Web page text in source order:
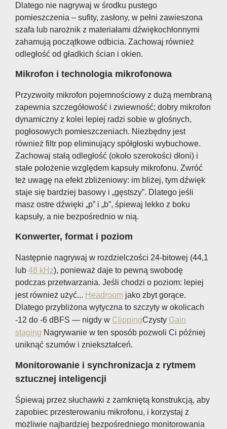
Dlatego nie nagrywaj w środku pustego
pomieszczenia – sufity, zasłony, w pełni zawieszona
szafa lub narożnik z materiałami dźwiękochłonnymi
zahamują początkowe odbicia. Zachowaj również
odległość od gładkich ścian i okien.
Mikrofon i technologia mikrofonowa
Przyzwoity mikrofon pojemnościowy z dużą membraną
zapewnia szczegółowość i zwiewność; dobry mikrofon
dynamiczny z kolei lepiej radzi sobie w głośnych,
pogłosowych pomieszczeniach. Niezbędny jest
również filtr pop eliminujący spółgłoski wybuchowe.
Zachowaj stałą odległość (około szerokości dłoni) i
stałe położenie względem kapsuły mikrofonu. Zwróć
też uwagę na efekt zbliżeniowy: im bliżej, tym dźwięk
staje się bardziej basowy i „gęstszy”. Dlatego jeśli
masz ostre dźwięki „p” i „b”, śpiewaj lekko z boku
kapsuły, a nie bezpośrednio w nią.
Konwerter, format i poziom
Następnie nagrywaj w rozdzielczości 24-bitowej (44,1
lub 48 kHz), ponieważ daje to pewną swobodę
podczas przetwarzania. Jeśli chodzi o poziom: lepiej
jest również użyć... Headroom jako zbyt gorące.
Dlatego przybliżona wytyczna to szczyty w okolicach
-12 do -6 dBFS — nigdy w ClippingCzysty Gain
staging Nagrywanie w ten sposób pozwoli Ci później
uniknąć szumów i zniekształceń.
Monitorowanie i synchronizacja z rytmem
sztucznej inteligencji
Śpiewaj przez słuchawki z zamkniętą konstrukcją, aby
zapobiec przesterowaniu mikrofonu, i korzystaj z
możliwie najbardziej bezpośredniego monitorowania